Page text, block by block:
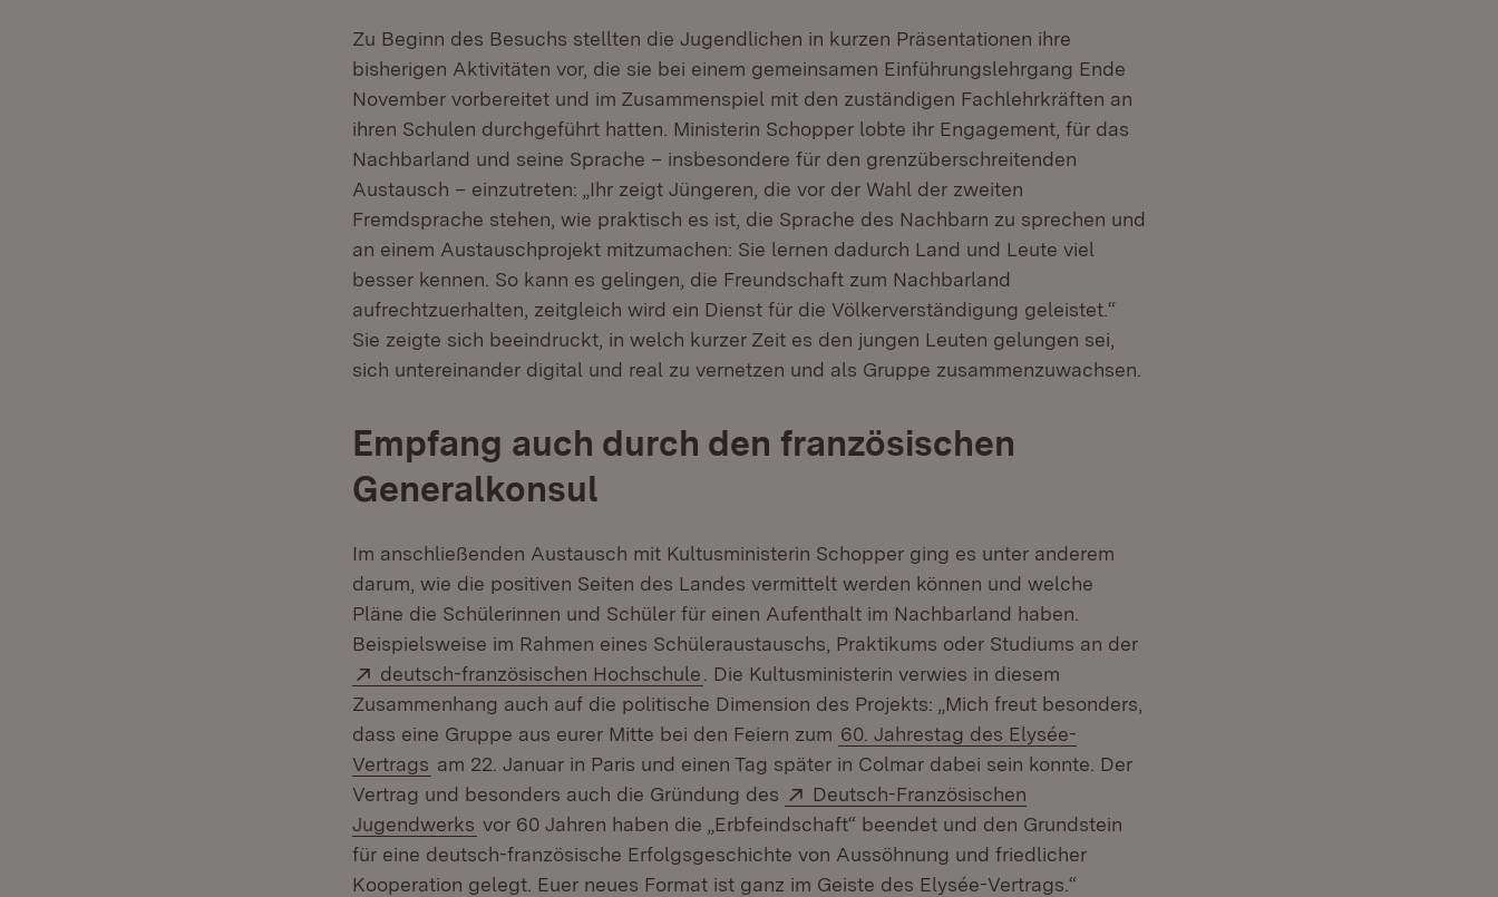
Zu Beginn des Besuchs stellten die Jugendlichen in kurzen Präsentationen ihre
bisherigen Aktivitäten vor, die sie bei einem gemeinsamen Einführungslehrgang Ende
November vorbereitet und im Zusammenspiel mit den zuständigen Fachlehrkräften an
ihren Schulen durchgeführt hatten. Ministerin Schopper lobte ihr Engagement, für das
Nachbarland und seine Sprache – insbesondere für den grenzüberschreitenden
Austausch – einzutreten: „Ihr zeigt Jüngeren, die vor der Wahl der zweiten
Fremdsprache stehen, wie praktisch es ist, die Sprache des Nachbarn zu sprechen und
an einem Austauschprojekt mitzumachen: Sie lernen dadurch Land und Leute viel
besser kennen. So kann es gelingen, die Freundschaft zum Nachbarland
aufrechtzuerhalten, zeitgleich wird ein Dienst für die Völkerverständigung geleistet.“
Sie zeigte sich beeindruckt, in welch kurzer Zeit es den jungen Leuten gelungen sei,
sich untereinander digital und real zu vernetzen und als Gruppe zusammenzuwachsen.
Empfang auch durch den französischen
Generalkonsul
Im anschließenden Austausch mit Kultusministerin Schopper ging es unter anderem
darum, wie die positiven Seiten des Landes vermittelt werden können und welche
Pläne die Schülerinnen und Schüler für einen Aufenthalt im Nachbarland haben.
Beispielsweise im Rahmen eines Schüleraustauschs, Praktikums oder Studiums an der
Extern:
deutsch-französischen Hochschule (Öffnet in neuem Fenster)
. Die Kultusministerin verwies in diesem
Zusammenhang auch auf die politische Dimension des Projekts: „Mich freut besonders,
dass eine Gruppe aus eurer Mitte bei den Feiern zum 60. Jahrestag des Elysée-
Vertrags am 22. Januar in Paris und einen Tag später in Colmar dabei sein konnte. Der
Vertrag und besonders auch die Gründung des
Extern:
Deutsch-Französischen
Jugendwerks (Öffnet in neuem Fenster)
vor 60 Jahren haben die „Erbfeindschaft“ beendet und den Grundstein
für eine deutsch-französische Erfolgsgeschichte von Aussöhnung und friedlicher
Kooperation gelegt. Euer neues Format ist ganz im Geiste des Elysée-Vertrags.“